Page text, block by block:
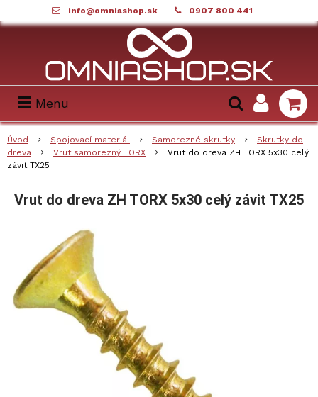
info@omniashop.sk 0907 800 441
Menu
Úvod Spojovací materiál Samorezné skrutky
Skrutky do
dreva
Vrut samorezný TORX
Vrut do dreva ZH TORX 5x30 celý
závit TX25
Vrut do dreva ZH TORX 5x30 celý závit TX25